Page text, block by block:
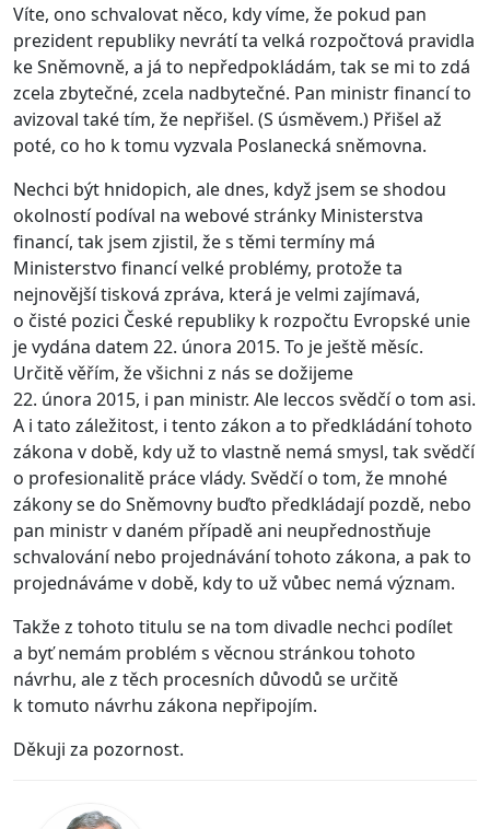
Víte, ono schvalovat něco, kdy víme, že pokud pan
prezident republiky nevrátí ta velká rozpočtová pravidla
ke Sněmovně, a já to nepředpokládám, tak se mi to zdá
zcela zbytečné, zcela nadbytečné. Pan ministr financí to
avizoval také tím, že nepřišel. (S úsměvem.) Přišel až
poté, co ho k tomu vyzvala Poslanecká sněmovna.
Nechci být hnidopich, ale dnes, když jsem se shodou
okolností podíval na webové stránky Ministerstva
financí, tak jsem zjistil, že s těmi termíny má
Ministerstvo financí velké problémy, protože ta
nejnovější tisková zpráva, která je velmi zajímavá,
o čisté pozici České republiky k rozpočtu Evropské unie
je vydána datem 22. února 2015. To je ještě měsíc.
Určitě věřím, že všichni z nás se dožijeme
22. února 2015, i pan ministr. Ale leccos svědčí o tom asi.
A i tato záležitost, i tento zákon a to předkládání tohoto
zákona v době, kdy už to vlastně nemá smysl, tak svědčí
o profesionalitě práce vlády. Svědčí o tom, že mnohé
zákony se do Sněmovny buďto předkládají pozdě, nebo
pan ministr v daném případě ani neupřednostňuje
schvalování nebo projednávání tohoto zákona, a pak to
projednáváme v době, kdy to už vůbec nemá význam.
Takže z tohoto titulu se na tom divadle nechci podílet
a byť nemám problém s věcnou stránkou tohoto
návrhu, ale z těch procesních důvodů se určitě
k tomuto návrhu zákona nepřipojím.
Děkuji za pozornost.